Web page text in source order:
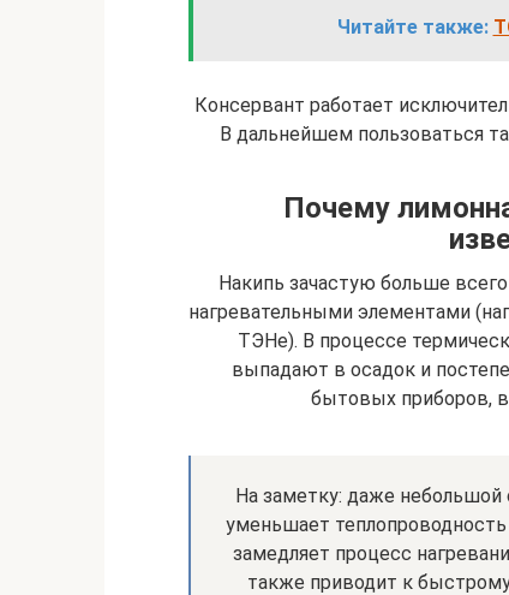
Читайте также:
Консервант работает
В дальнейшем пользоваться
Почему
Накипь зачастую больше
нагревательными элементами
ТЭНе). В процессе
выпадают в осадок и
бытовых приборов,
На заметку: даже небольшой
уменьшает
замедляет процесс
также приводит к